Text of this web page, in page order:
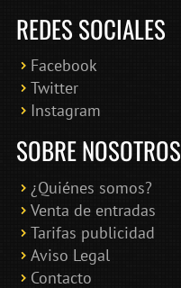
REDES SOCIALES
Facebook
Twitter
Instagram
SOBRE NOSOTROS
¿Quiénes somos?
Venta de entradas
Tarifas publicidad
Aviso Legal
Contacto